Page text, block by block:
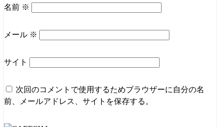
名前 ※
メール ※
サイト
次回のコメントで使用するためブラウザーに自分の名
前、メールアドレス、サイトを保存する。